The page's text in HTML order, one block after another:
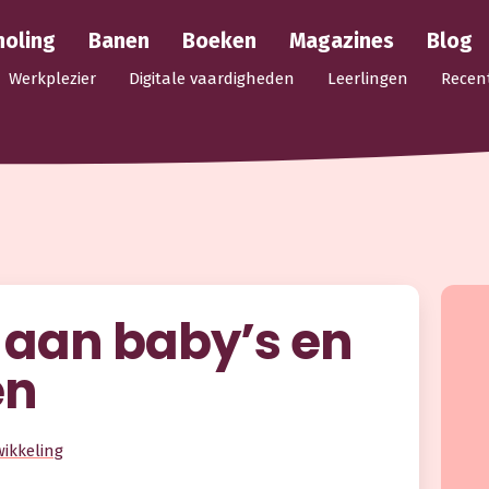
Banen Boeken Magazines Blog
Werkplezier Digitale vaardigheden Leerlingen
baby’s en